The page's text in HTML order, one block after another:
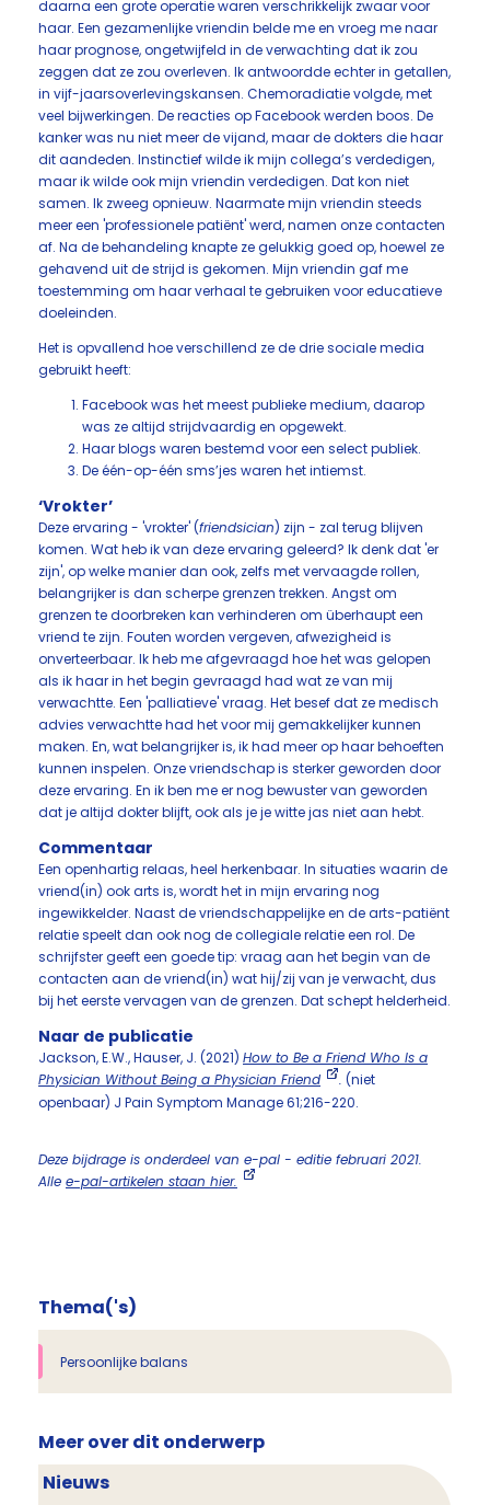
daarna een grote operatie waren verschrikkelijk zwaar voor
haar. Een gezamenlijke vriendin belde me en vroeg me naar
haar prognose, ongetwijfeld in de verwachting dat ik zou
zeggen dat ze zou overleven. Ik antwoordde echter in getallen,
in vijf-jaarsoverlevingskansen. Chemoradiatie volgde, met
veel bijwerkingen. De reacties op Facebook werden boos. De
kanker was nu niet meer de vijand, maar de dokters die haar
dit aandeden. Instinctief wilde ik mijn collega’s verdedigen,
maar ik wilde ook mijn vriendin verdedigen. Dat kon niet
samen. Ik zweeg opnieuw. Naarmate mijn vriendin steeds
meer een 'professionele patiënt' werd, namen onze contacten
af. Na de behandeling knapte ze gelukkig goed op, hoewel ze
gehavend uit de strijd is gekomen. Mijn vriendin gaf me
toestemming om haar verhaal te gebruiken voor educatieve
doeleinden.
Het is opvallend hoe verschillend ze de drie sociale media
gebruikt heeft:
Facebook was het meest publieke medium, daarop
was ze altijd strijdvaardig en opgewekt.
Haar blogs waren bestemd voor een select publiek.
De één-op-één sms’jes waren het intiemst.
‘Vrokter’
Deze ervaring - 'vrokter' (friendsician) zijn - zal terug blijven
komen. Wat heb ik van deze ervaring geleerd? Ik denk dat 'er
zijn', op welke manier dan ook, zelfs met vervaagde rollen,
belangrijker is dan scherpe grenzen trekken. Angst om
grenzen te doorbreken kan verhinderen om überhaupt een
vriend te zijn. Fouten worden vergeven, afwezigheid is
onverteerbaar. Ik heb me afgevraagd hoe het was gelopen
als ik haar in het begin gevraagd had wat ze van mij
verwachtte. Een 'palliatieve' vraag. Het besef dat ze medisch
advies verwachtte had het voor mij gemakkelijker kunnen
maken. En, wat belangrijker is, ik had meer op haar behoeften
kunnen inspelen. Onze vriendschap is sterker geworden door
deze ervaring. En ik ben me er nog bewuster van geworden
dat je altijd dokter blijft, ook als je je witte jas niet aan hebt.
Commentaar
Een openhartig relaas, heel herkenbaar. In situaties waarin de
vriend(in) ook arts is, wordt het in mijn ervaring nog
ingewikkelder. Naast de vriendschappelijke en de arts-patiënt
relatie speelt dan ook nog de collegiale relatie een rol. De
schrijfster geeft een goede tip: vraag aan het begin van de
contacten aan de vriend(in) wat hij/zij van je verwacht, dus
bij het eerste vervagen van de grenzen. Dat schept helderheid.
Naar de publicatie
Jackson, E.W., Hauser, J. (2021) How to Be a Friend Who Is a
Physician Without Being a Physician Friend
. (niet
openbaar) J Pain Symptom Manage 61;216-220.
Deze bijdrage is onderdeel van e-pal - editie februari 2021.
Alle e-pal-artikelen staan hier.
Thema('s)
Persoonlijke balans
Meer over dit onderwerp
Nieuws